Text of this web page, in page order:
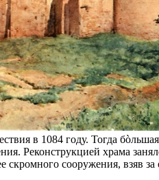
в 1084 году. Тогда
Реконструкцией храма
скромного сооружения, взяв